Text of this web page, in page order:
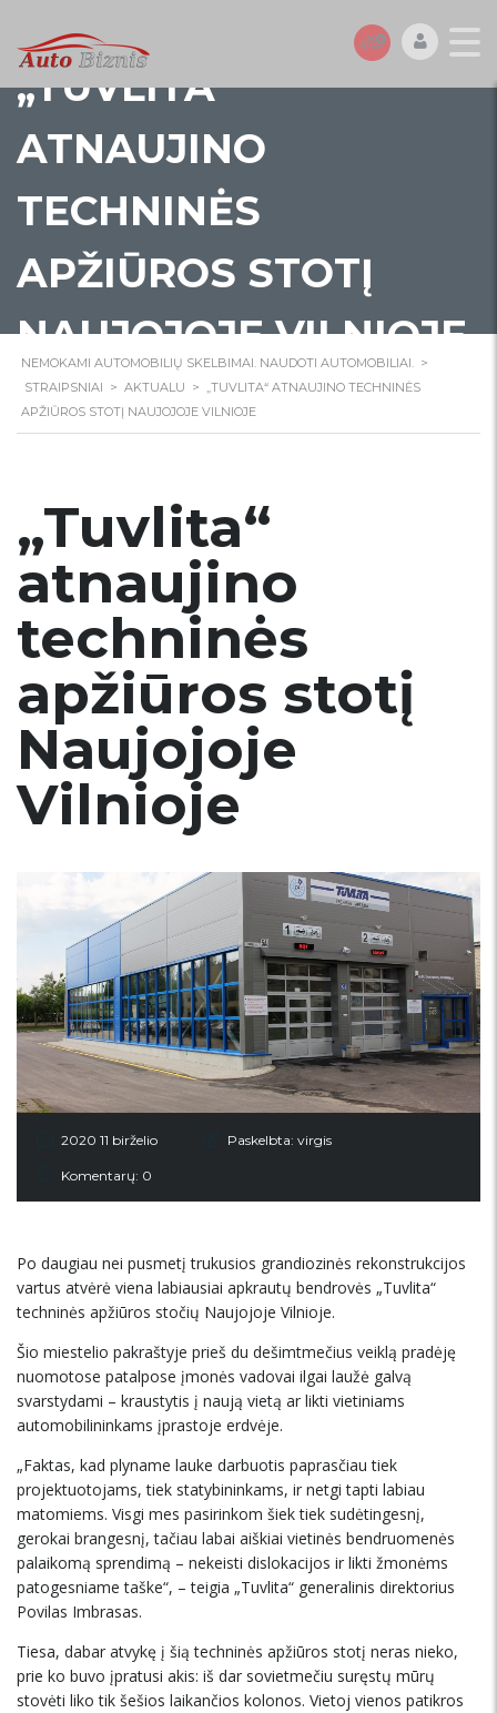
„TUVLITA“
ATNAUJINO
TECHNINĖS
APŽIŪROS STOTĮ
NAUJOJOJE VILNIOJE
NEMOKAMI AUTOMOBILIŲ SKELBIMAI. NAUDOTI AUTOMOBILIAI. >
STRAIPSNIAI > AKTUALU > „TUVLITA“ ATNAUJINO TECHNINĖS
APŽIŪROS STOTĮ NAUJOJOJE VILNIOJE
„Tuvlita“
atnaujino
techninės
apžiūros stotį
Naujojoje
Vilnioje
2020 11 birželio Paskelbta: virgis
Komentarų: 0
Po daugiau nei pusmetį trukusios grandiozinės rekonstrukcijos
vartus atvėrė viena labiausiai apkrautų bendrovės „Tuvlita“
techninės apžiūros stočių Naujojoje Vilnioje.
Šio miestelio pakraštyje prieš du dešimtmečius veiklą pradėję
nuomotose patalpose įmonės vadovai ilgai laužė galvą
svarstydami – kraustytis į naują vietą ar likti vietiniams
automobilininkams įprastoje erdvėje.
„Faktas, kad plyname lauke darbuotis paprasčiau tiek
projektuotojams, tiek statybininkams, ir netgi tapti labiau
matomiems. Visgi mes pasirinkom šiek tiek sudėtingesnį,
gerokai brangesnį, tačiau labai aiškiai vietinės bendruomenės
palaikomą sprendimą – nekeisti dislokacijos ir likti žmonėms
patogesniame taške“, – teigia „Tuvlita“ generalinis direktorius
Povilas Imbrasas.
Tiesa, dabar atvykę į šią techninės apžiūros stotį neras nieko,
prie ko buvo įpratusi akis: iš dar sovietmečiu suręstų mūrų
stovėti liko tik šešios laikančios kolonos. Vietoj vienos patikros